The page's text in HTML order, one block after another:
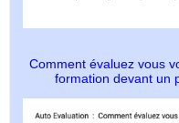
Comment évaluez vous
formation devant un